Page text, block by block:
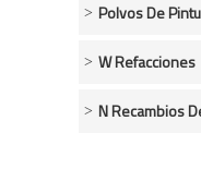
Polvos De
W Refacciones
N Recambios